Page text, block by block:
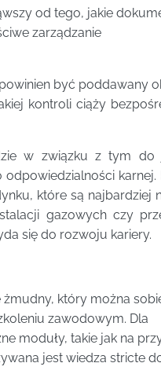
od tego, jakie
zarządzanie
być poddawany
kontroli ciąży
w związku z tym do
karnej.
które są najbardziej
gazowych czy
się do rozwoju kariery.
który można
zawodowym. Dla
moduły, takie jak na
jest wiedza stricte